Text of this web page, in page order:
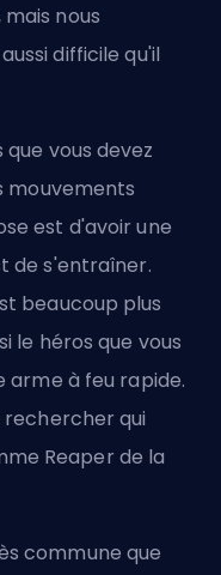
nous
difficile qu'il
vous devez
mouvements
est d'avoir une
de s'entraîner.
beaucoup plus
le héros que vous
arme à feu rapide.
rechercher qui
Reaper de la
commune que